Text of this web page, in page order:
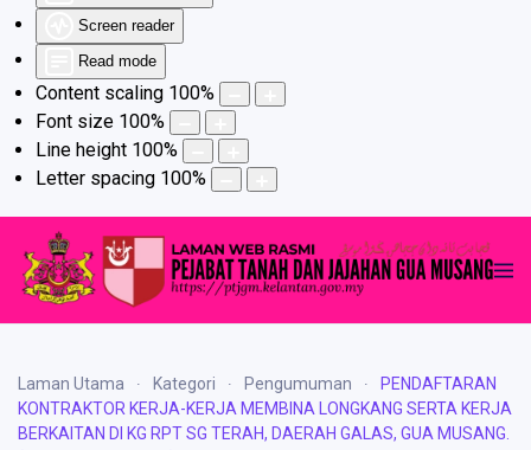
Screen reader
Read mode
Content scaling 100%
Font size 100%
Line height 100%
Letter spacing 100%
Laman Utama Kategori Pengumuman
PENDAFTARAN
KONTRAKTOR KERJA-KERJA MEMBINA LONGKANG SERTA KERJA
BERKAITAN DI KG RPT SG TERAH, DAERAH GALAS, GUA MUSANG.